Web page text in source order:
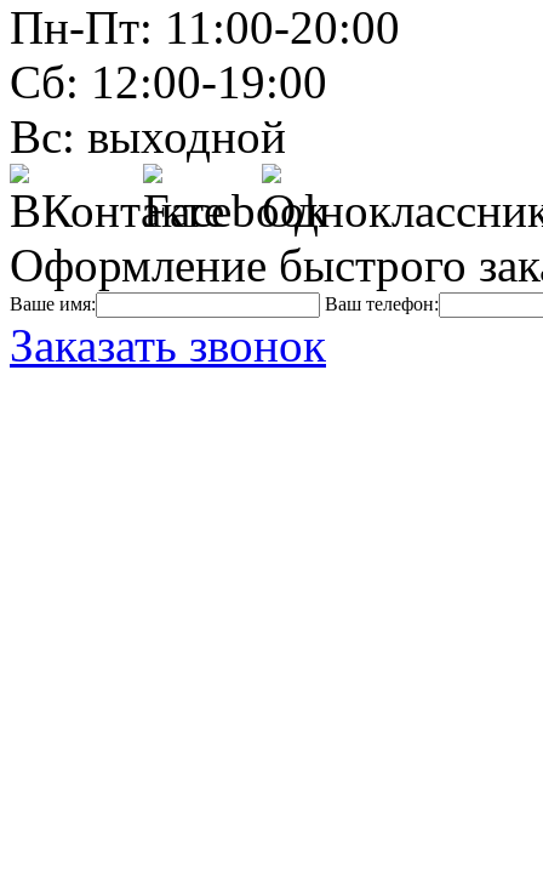
Пн-Пт: 11:00-20:00
Сб: 12:00-19:00
Вс: выходной
Оформление быстрого
Ваше имя: Ваш телефон:
Заказать звонок